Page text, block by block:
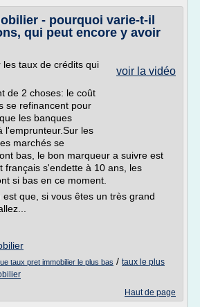
- pourquoi varie-t-il
qui peut encore y avoir
voir la vidéo
taux de crédits qui
de 2 choses: le coût
se refinancent pour
les banques
l'emprunteur.Sur les
marchés se
bas, le bon marqueur a suivre est
français s'endette à 10 ans, les
si bas en ce moment.
que, si vous êtes un très grand
taux pret immobilier le plus bas / taux le plus
Haut de page